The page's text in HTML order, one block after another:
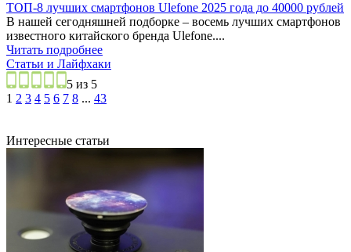
ТОП-8 лучших смартфонов Ulefone 2025 года до 40000 рублей
В нашей сегодняшней подборке – восемь лучших смартфонов
известного китайского бренда Ulefone....
Читать подробнее
Статьи и Лайфхаки
5 из 5
1 2 3 4 5 6 7 8 ... 43
Интересные статьи